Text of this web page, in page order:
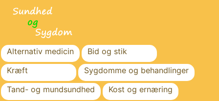
Alternativ medicin
Bid og stik
Kræft
Sygdomme og behandlinger
Tand- og mundsundhed
Kost og ernæring